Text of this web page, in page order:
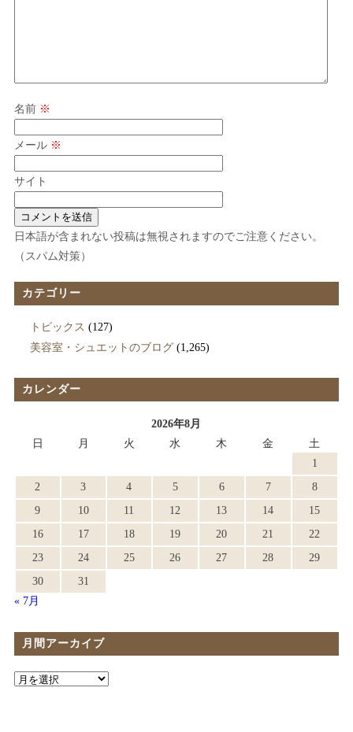
名前 ※
メール ※
サイト
日本語が含まれない投稿は無視されますのでご注意ください。
（スパム対策）
カテゴリー
トピックス (127)
美容室・シュエットのブログ(1,265)
カレンダー
2026年8月
日
月 火 水 木 金
土
1
2
3 4 5 6 7
8
9
10 11 12 13 14
15
16
17 18 19 20 21
22
23
24 25 26 27 28
29
30
31
« 7月
月間アーカイブ